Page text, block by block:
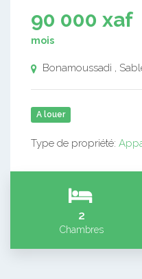
90 000 xaf
mois
Bonamoussadi ,
A louer
Type de propriété:
2
Chambres